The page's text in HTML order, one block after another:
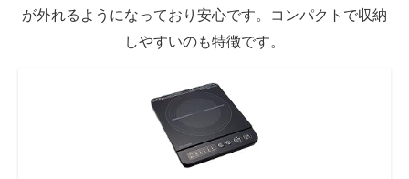
が外れるようになっており安心です。コンパクトで収納
しやすいのも特徴です。